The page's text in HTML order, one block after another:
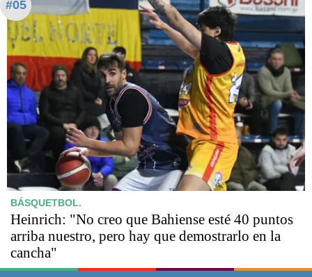
#05
BÁSQUETBOL.
Heinrich: "No creo que Bahiense esté 40 puntos
arriba nuestro, pero hay que demostrarlo en la
cancha"